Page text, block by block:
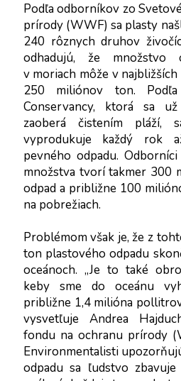
Podľa odborníkov zo
prírody (WWF) sa plasty
240 rôznych druhov
odhadujú, že množstvo
v moriach môže v
250 miliónov ton. Podľa
Conservancy, ktorá sa
zaoberá čistením pláží,
vyprodukuje každý rok
pevného odpadu.
množstva tvorí takmer 300
odpad a približne 100
na pobrežiach.
Problémom však je, že z
ton plastového odpadu
oceánoch. „Je to také
keby sme do oceánu
približne 1,4 milióna
vysvetľuje Andrea
fondu na ochranu prírody
Environmentalisti
odpadu sa ľudstvo